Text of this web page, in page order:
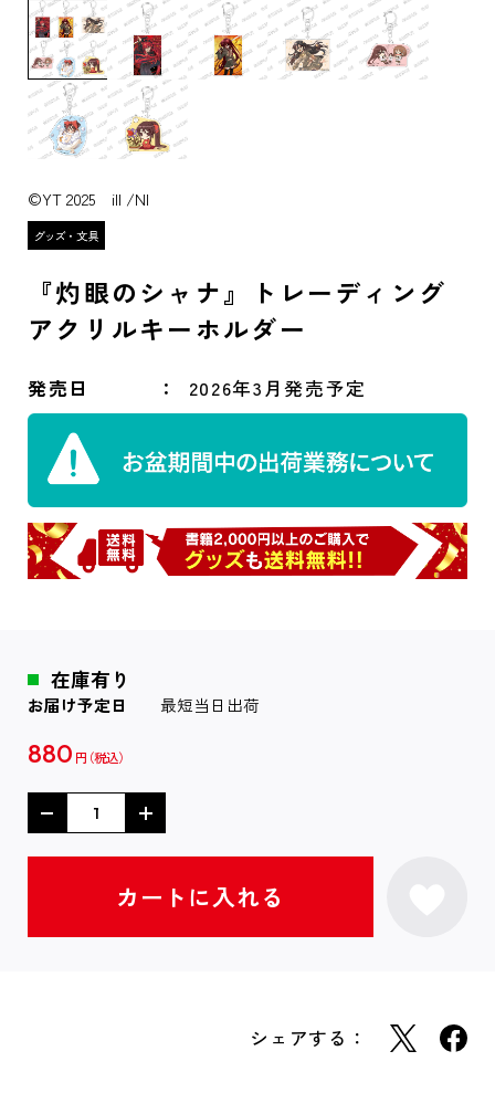
©YT 2025 ill /NI
『灼眼のシャナ』トレーディング
アクリルキーホルダー
発売日 2026年3月発売予定
在庫有り
お届け予定日 最短当日出荷
880 円
シェアする：